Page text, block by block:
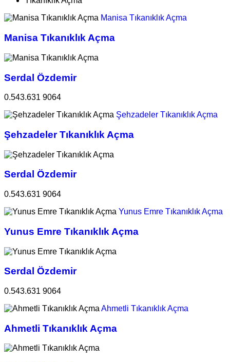
Manisa Tıkanıklık Açma
Manisa Tıkanıklık Açma
Serdal Özdemir
0.543.631 9064
Şehzadeler Tıkanıklık Açma
Şehzadeler Tıkanıklık Açma
Serdal Özdemir
0.543.631 9064
Yunus Emre Tıkanıklık Açma
Yunus Emre Tıkanıklık Açma
Serdal Özdemir
0.543.631 9064
Ahmetli Tıkanıklık Açma
Ahmetli Tıkanıklık Açma